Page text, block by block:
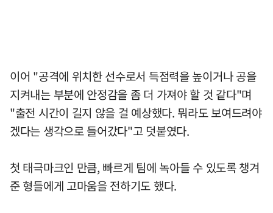
이어 "공격에 위치한 선수로서 득점력을 높이거나 공을
지켜내는 부분에 안정감을 좀 더 가져야 할 것 같다"며
"출전 시간이 길지 않을 걸 예상했다. 뭐라도 보여드려야
겠다는 생각으로 들어갔다"고 덧붙였다.
첫 태극마크인 만큼, 빠르게 팀에 녹아들 수 있도록 챙겨
준 형들에게 고마움을 전하기도 했다.